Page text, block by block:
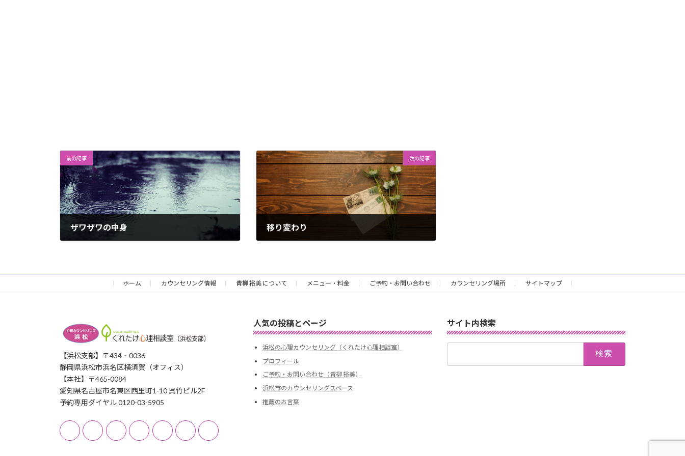
前の記事
ザワザワの中身
次の記事
移り変わり
ホーム カウンセリング情報 青柳 裕美 について メニュー・料金 ご予約・お問い合わせ カウンセリング場所 サイトマップ
【浜松支部】〒434‐0036
静岡県浜松市浜名区横須賀（オフィス）
【本社】〒465-0084
愛知県名古屋市名東区西里町1-10 呉竹ビル2F
予約専用ダイヤル 0120-03-5905
人気の投稿とページ
浜松の心理カウンセリング（くれたけ心理相談室）
プロフィール
ご予約・お問い合わせ（青柳 裕美）
浜松市のカウンセリングスペース
推薦のお言葉
サイト内検索